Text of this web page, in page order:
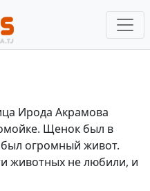
Ирода Акрамова
Щенок был в
огромный живот.
животных не любили, и